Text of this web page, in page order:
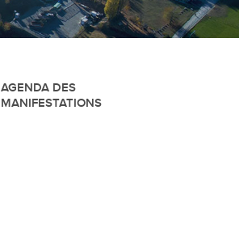
AGENDA DES
MANIFESTATIONS